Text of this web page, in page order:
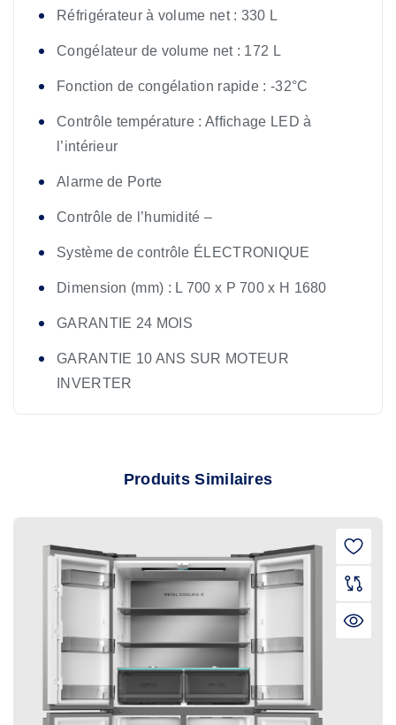
Réfrigérateur à volume net : 330 L
Congélateur de volume net : 172 L
Fonction de congélation rapide : -32°C
Contrôle température : Affichage LED à
l’intérieur
Alarme de Porte
Contrôle de l’humidité –
Système de contrôle ÉLECTRONIQUE
Dimension (mm) : L 700 x P 700 x H 1680
GARANTIE 24 MOIS
GARANTIE 10 ANS SUR MOTEUR
INVERTER
Produits Similaires